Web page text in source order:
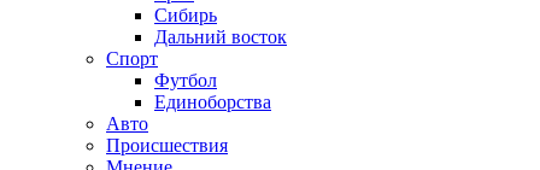
Сибирь
Дальний восток
Спорт
Футбол
Единоборства
Авто
Происшествия